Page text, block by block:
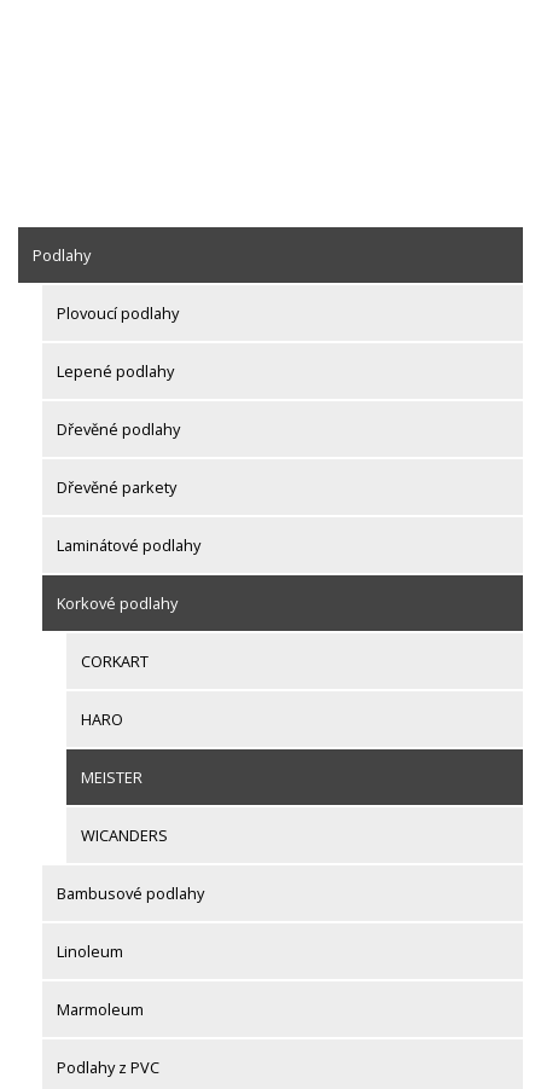
Podlahy
Plovoucí podlahy
Lepené podlahy
Dřevěné podlahy
Dřevěné parkety
Laminátové podlahy
Korkové podlahy
CORKART
HARO
MEISTER
WICANDERS
Bambusové podlahy
Linoleum
Marmoleum
Podlahy z PVC